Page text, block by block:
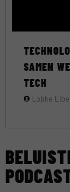
SAMEN
TECH
Lobke